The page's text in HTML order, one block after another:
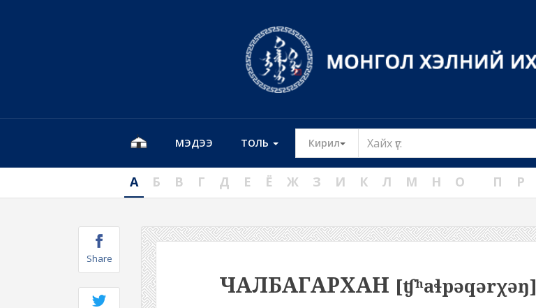
МЭДЭЭ ТОЛЬ Кирил Toggle Dropdown
А Б В Г Д Е Ё Ж З И К Л М Н О П Р
Share
ЧАЛБАГАРХАН [ʧʰaɬpəqərχəŋ]